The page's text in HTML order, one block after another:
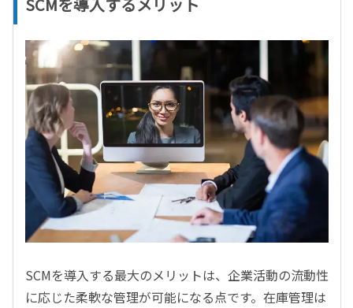
SCMを導入する最大のメリットは、企業活動の流動性
に応じた柔軟な管理が可能になる点です。在庫管理は